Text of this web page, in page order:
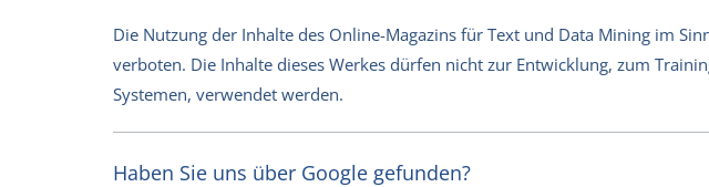
Die Nutzung der Inhalte des Online-Magazins für Text und Data Mining im
verboten. Die Inhalte dieses Werkes dürfen nicht zur Entwicklung, zum
Systemen, verwendet werden.
Haben Sie uns über Google gefunden?